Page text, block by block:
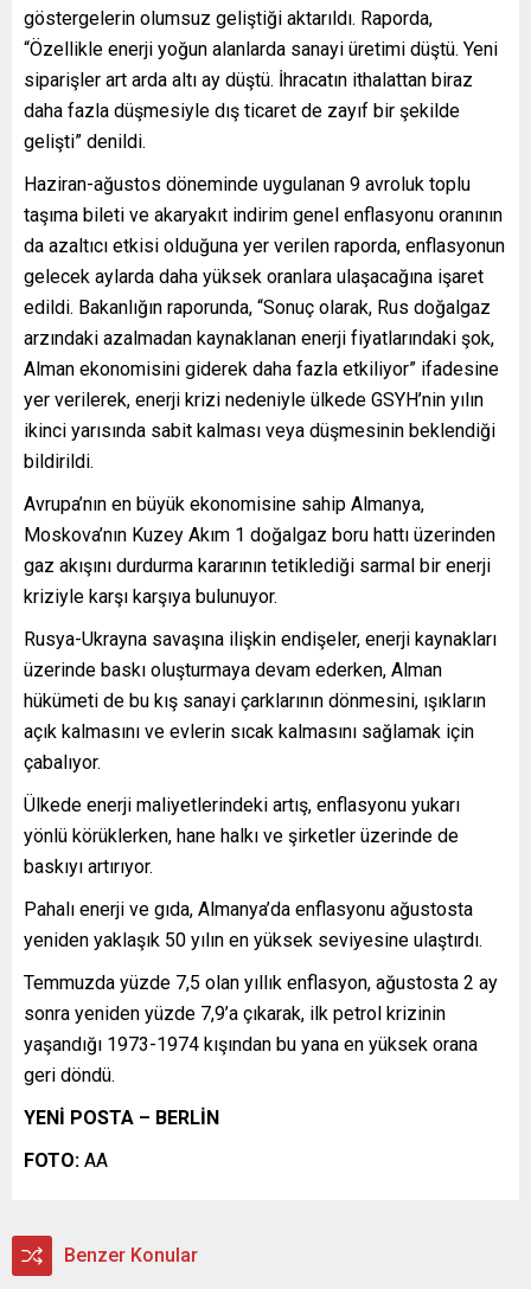
göstergelerin olumsuz geliştiği aktarıldı. Raporda,
“Özellikle enerji yoğun alanlarda sanayi üretimi düştü. Yeni
siparişler art arda altı ay düştü. İhracatın ithalattan biraz
daha fazla düşmesiyle dış ticaret de zayıf bir şekilde
gelişti” denildi.
Haziran-ağustos döneminde uygulanan 9 avroluk toplu
taşıma bileti ve akaryakıt indirim genel enflasyonu oranının
da azaltıcı etkisi olduğuna yer verilen raporda, enflasyonun
gelecek aylarda daha yüksek oranlara ulaşacağına işaret
edildi. Bakanlığın raporunda, “Sonuç olarak, Rus doğalgaz
arzındaki azalmadan kaynaklanan enerji fiyatlarındaki şok,
Alman ekonomisini giderek daha fazla etkiliyor” ifadesine
yer verilerek, enerji krizi nedeniyle ülkede GSYH’nin yılın
ikinci yarısında sabit kalması veya düşmesinin beklendiği
bildirildi.
Avrupa’nın en büyük ekonomisine sahip Almanya,
Moskova’nın Kuzey Akım 1 doğalgaz boru hattı üzerinden
gaz akışını durdurma kararının tetiklediği sarmal bir enerji
kriziyle karşı karşıya bulunuyor.
Rusya-Ukrayna savaşına ilişkin endişeler, enerji kaynakları
üzerinde baskı oluşturmaya devam ederken, Alman
hükümeti de bu kış sanayi çarklarının dönmesini, ışıkların
açık kalmasını ve evlerin sıcak kalmasını sağlamak için
çabalıyor.
Ülkede enerji maliyetlerindeki artış, enflasyonu yukarı
yönlü körüklerken, hane halkı ve şirketler üzerinde de
baskıyı artırıyor.
Pahalı enerji ve gıda, Almanya’da enflasyonu ağustosta
yeniden yaklaşık 50 yılın en yüksek seviyesine ulaştırdı.
Temmuzda yüzde 7,5 olan yıllık enflasyon, ağustosta 2 ay
sonra yeniden yüzde 7,9’a çıkarak, ilk petrol krizinin
yaşandığı 1973-1974 kışından bu yana en yüksek orana
geri döndü.
YENİ POSTA – BERLİN
FOTO: AA
Benzer Konular